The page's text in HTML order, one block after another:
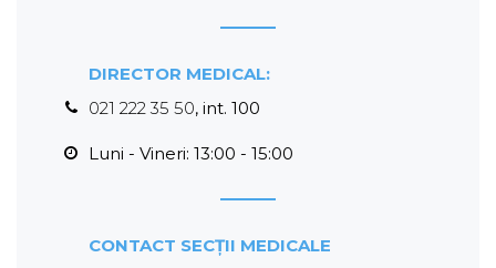
DIRECTOR MEDICAL:
021 222 35 50, int. 100
Luni - Vineri: 13:00 - 15:00
CONTACT SECȚII MEDICALE